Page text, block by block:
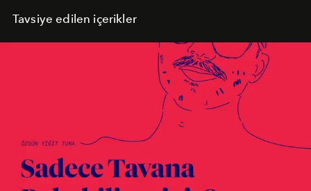
Tavsiye edilen içerikler